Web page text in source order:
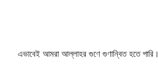
এভাবেই আমরা আল্লাহর গুণে গুণান্বিত হতে পারি।